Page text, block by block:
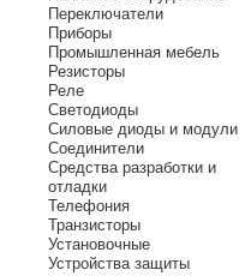
Переключатели
Приборы
Промышленная мебель
Резисторы
Реле
Светодиоды
Силовые диоды и модули
Соединители
Средства разработки и
отладки
Телефония
Транзисторы
Установочные
Устройства защиты